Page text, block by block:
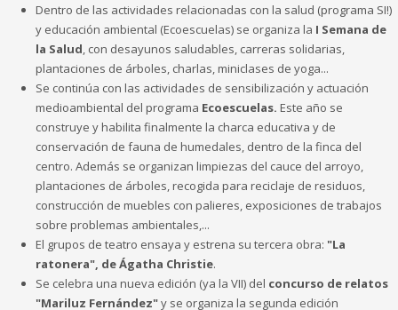
Dentro de las actividades relacionadas con la salud (programa SI!)
y educación ambiental (Ecoescuelas) se organiza la I Semana de
la Salud , con desayunos saludables, carreras solidarias,
plantaciones de árboles, charlas, miniclases de yoga...
Se continúa con las actividades de sensibilización y actuación
medioambiental del programa Ecoescuelas. Este año se
construye y habilita finalmente la charca educativa y de
conservación de fauna de humedales, dentro de la finca del
centro. Además se organizan limpiezas del cauce del arroyo,
plantaciones de árboles, recogida para reciclaje de residuos,
construcción de muebles con palieres, exposiciones de trabajos
sobre problemas ambientales,...
El grupos de teatro ensaya y estrena su tercera obra: "La
ratonera", de Ágatha Christie.
Se celebra una nueva edición (ya la VII) del concurso de relatos
"Mariluz Fernández"y se organiza la segunda edición